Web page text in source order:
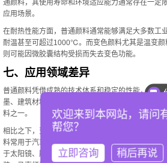
通颜料，其使用寿命和环境适应能力通常存在一定
应用场景。
在耐热性能方面，普通颜料通常能够满足大多数工
耐温甚至可超过1000℃。而变色颜料尤其是温变
则可能因微胶囊结构受损而失去变色功能。
七、应用领域差异
普通颜料凭借成熟的技术体系和稳定的性能，广泛
墨、建筑材料、橡胶、陶瓷及纺织品等行业，是工
料之一。
相比之下，变色颜料更多应用于高附加值和功能性
料常用于汽车变色漆、高端消费电子产品外壳及防
于太阳镜、服装印花及创意产品；热致变色颜料则
欢迎来到本网站，请问
帮您？
立即咨询 稍后再说